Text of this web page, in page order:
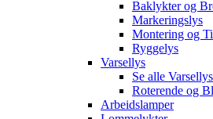
Baklykter og
Markeringslys
Montering og
Ryggelys
Varsellys
Se alle Varsellys
Roterende og
Arbeidslamper